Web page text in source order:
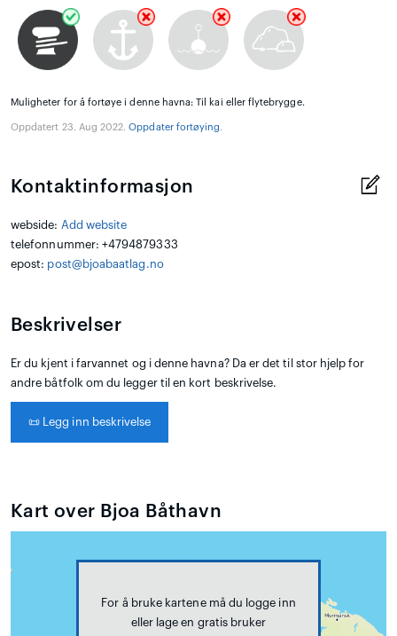
Muligheter for å fortøye i denne havna: Til kai eller flytebrygge.
Oppdatert 23. Aug 2022.Oppdater fortøying.
Kontaktinformasjon
webside: Add website
telefonnummer: +4794879333
epost: post@bjoabaatlag.no
Beskrivelser
Er du kjent i farvannet og i denne havna? Da er det til stor hjelp for
andre båtfolk om du legger til en kort beskrivelse.
📜 Legg inn beskrivelse
Kart over Bjoa Båthavn
For å bruke kartene må du logge inn
eller lage en gratis bruker